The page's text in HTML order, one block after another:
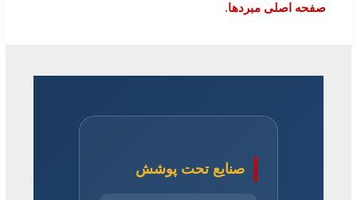
صفحه اصلی مبردها.
صنایع تحت پوشش